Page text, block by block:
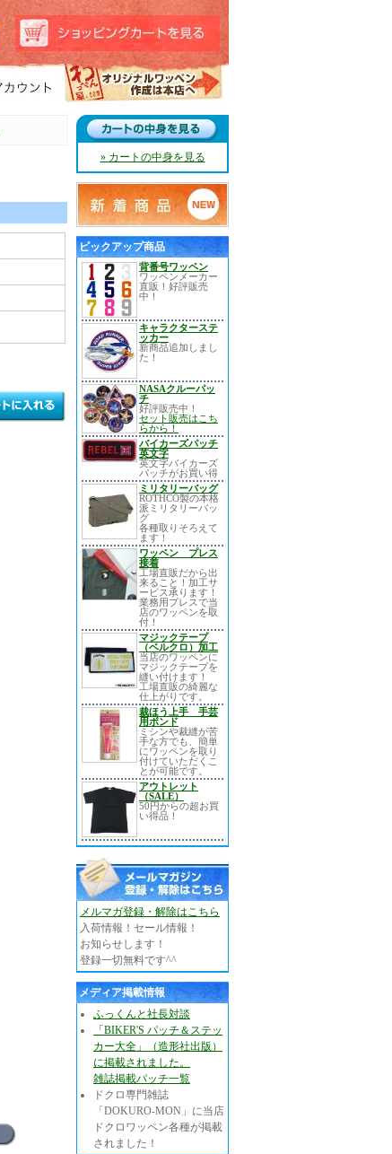
» カートの中身を見る
ピックアップ商品
背番号ワッペン
ワッペンメーカー
直販！好評販売
中！
キャラクターステ
ッカー
新商品追加しまし
た！
NASAクルーパッ
チ
好評販売中！
セット販売はこち
らから！
バイカーズパッチ
英文字
英文字バイカーズ
パッチがお買い得
ミリタリーバッグ
ROTHCO製の本格
派ミリタリーバッ
グ
各種取りそろえて
ます！
ワッペン プレス
接着
工場直販だから出
来ること！加工サ
ービス承ります！
業務用プレスで当
店のワッペンを取
付！
マジックテープ
（ベルクロ）加工
当店のワッペンに
マジックテープを
縫い付けます！
工場直販の綺麗な
仕上がりです。
裁ほう上手 手芸
用ボンド
ミシンや裁縫が苦
手な方でも、簡単
にワッペンを取り
付けていただくこ
とが可能です。
アウトレット
（SALE）
50円からの超お買
い得品！
メルマガ登録・解除はこちら
入荷情報！セール情報！
お知らせします！
登録一切無料です^^
メディア掲載情報
ふっくんと社長対談
「BIKER'S パッチ＆ステッ
カー大全」（造形社出版）
に掲載されました。
雑誌掲載パッチ一覧
ドクロ専門雑誌
「DOKURO-MON」に当店
ドクロワッペン各種が掲載
されました！